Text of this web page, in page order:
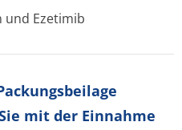
und Ezetimib
mit der Einnahme